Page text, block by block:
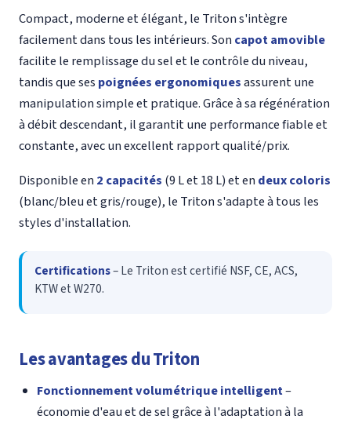
Compact, moderne et élégant, le Triton s'intègre
facilement dans tous les intérieurs. Son capot amovible
facilite le remplissage du sel et le contrôle du niveau,
tandis que ses poignées ergonomiquesassurent une
manipulation simple et pratique. Grâce à sa régénération
à débit descendant, il garantit une performance fiable et
constante, avec un excellent rapport qualité/prix.
Disponible en 2 capacités (9 L et 18 L) et en deux coloris
(blanc/bleu et gris/rouge), le Triton s'adapte à tous les
styles d'installation.
Certifications– Le Triton est certifié NSF, CE, ACS,
KTW et W270.
Les avantages du Triton
Fonctionnement volumétrique intelligent–
économie d'eau et de sel grâce à l'adaptation à la